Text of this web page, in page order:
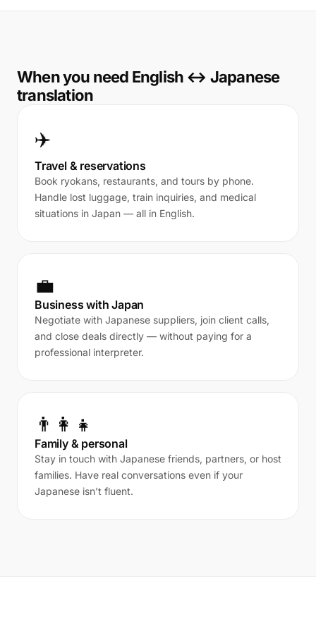
When you need English ↔ Japanese
translation
✈️
Travel & reservations
Book ryokans, restaurants, and tours by phone.
Handle lost luggage, train inquiries, and medical
situations in Japan — all in English.
💼
Business with Japan
Negotiate with Japanese suppliers, join client calls,
and close deals directly — without paying for a
professional interpreter.
👨‍👩‍👧
Family & personal
Stay in touch with Japanese friends, partners, or host
families. Have real conversations even if your
Japanese isn't fluent.